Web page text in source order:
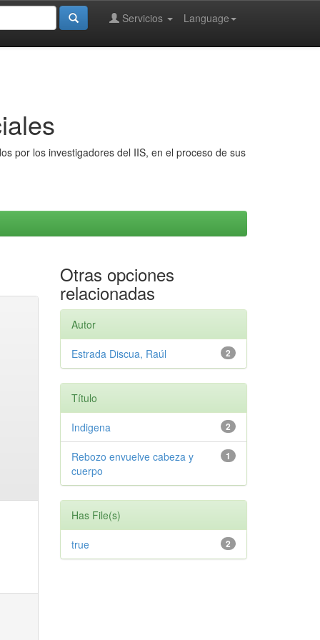
Language
Servicios
por los investigadores del IIS, en el proceso de sus
Otras opciones
relacionadas
Autor
2
Estrada Discua, Raúl
Título
2
Indigena
1
Rebozo envuelve cabeza y
cuerpo
Has File(s)
2
true